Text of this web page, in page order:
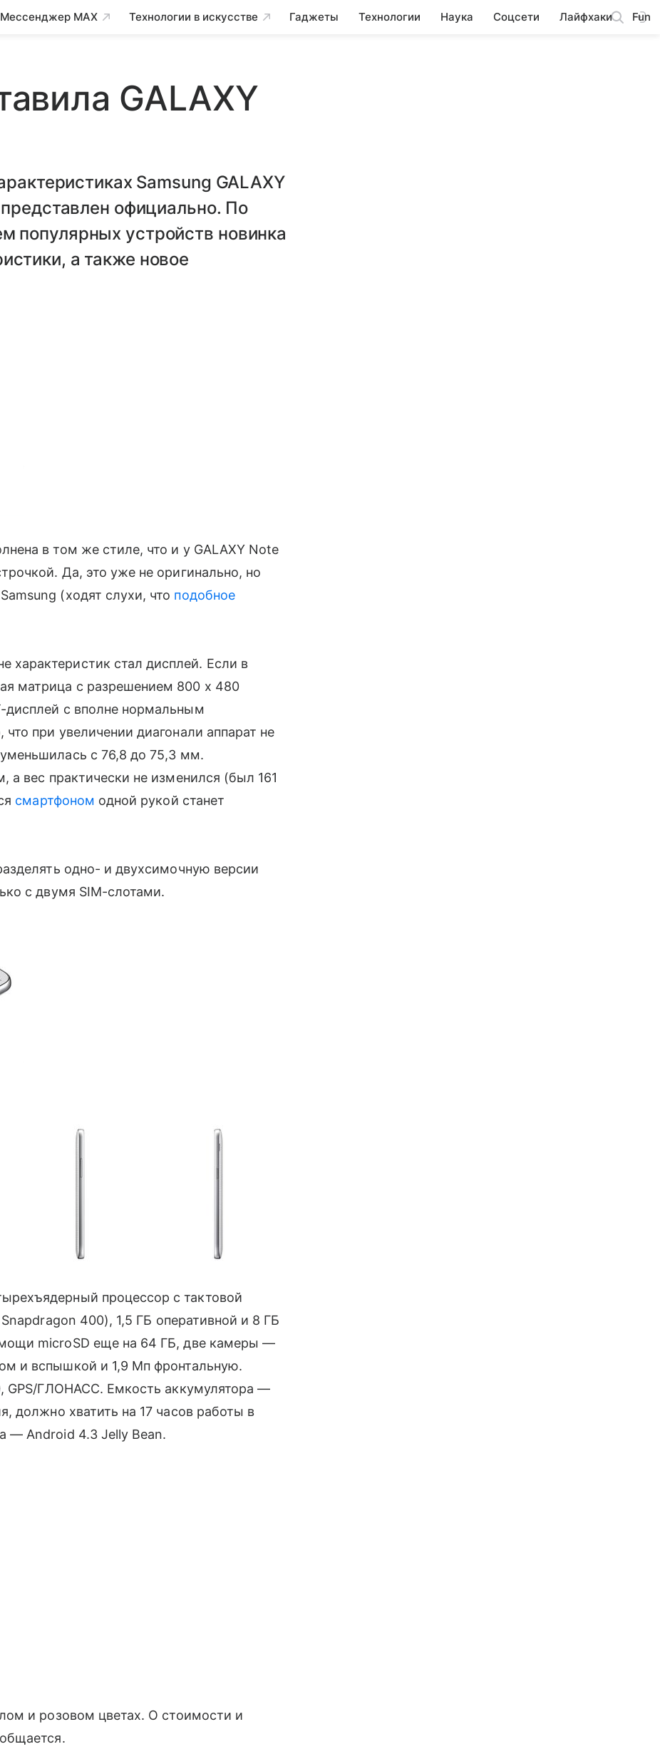
Мессенджер MAX Технологии в искусстве Гаджеты Технологии Наука Соцсети Лайфхаки Fun
GALAXY
Samsung GALAXY
официально. По
популярных устройств новинка
а также новое
в том же стиле, что и у GALAXY Note
Да, это уже не оригинально, но
(ходят слухи, что подобное
стал дисплей. Если в
матрица с разрешением 800 х 480
с вполне нормальным
при увеличении диагонали аппарат не
с 76,8 до 75,3 мм.
вес практически не изменился (был 161
смартфоном одной рукой станет
одно- и двухсимочную версии
с двумя SIM-слотами.
процессор с тактовой
400), 1,5 ГБ оперативной и 8 ГБ
microSD еще на 64 ГБ, две камеры —
и вспышкой и 1,9 Мп фронтальную.
GPS/ГЛОНАСС. Емкость аккумулятора —
должно хватить на 17 часов работы в
— Android 4.3 Jelly Bean.
и розовом цветах. О стоимости и